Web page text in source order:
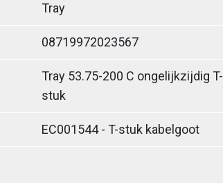
Tray
08719972023567
Tray 53.75-200 C ongelijkzijdig T-
stuk
EC001544 - T-stuk kabelgoot